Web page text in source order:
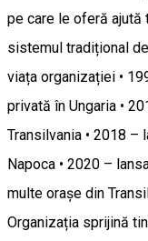
pe care le oferă
sistemul tradițional
viața organizației •
privată în Ungaria •
Transilvania • 2018 –
Napoca • 2020 –
multe orașe din
Organizația sprijină